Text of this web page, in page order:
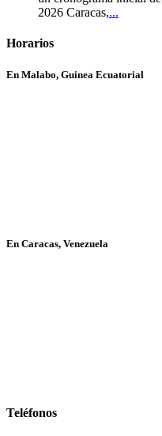
2026 Caracas,...
Horarios
En Malabo, Guinea Ecuatorial
En Caracas, Venezuela
Teléfonos